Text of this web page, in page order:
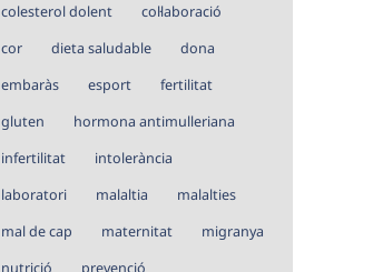
colesterol dolent
col·laboració
cor
dieta saludable
dona
embaràs
esport
fertilitat
gluten
hormona antimulleriana
infertilitat
intolerància
laboratori
malaltia
malalties
mal de cap
maternitat
migranya
nutrició
prevenció